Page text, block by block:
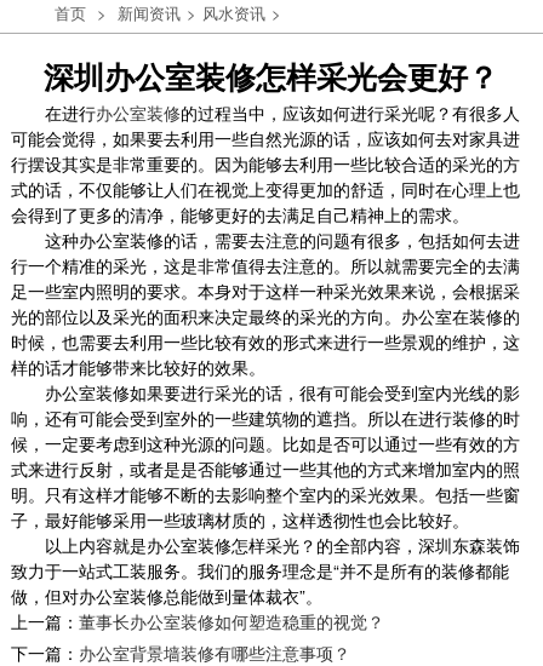
首页 > 新闻资讯 > 风水资讯 >
深圳办公室装修怎样采光会更好？
在进行办公室装修的过程当中，应该如何进行采光呢？有很多人
可能会觉得，如果要去利用一些自然光源的话，应该如何去对家具进
行摆设其实是非常重要的。因为能够去利用一些比较合适的采光的方
式的话，不仅能够让人们在视觉上变得更加的舒适，同时在心理上也
会得到了更多的清净，能够更好的去满足自己精神上的需求。
这种办公室装修的话，需要去注意的问题有很多，包括如何去进
行一个精准的采光，这是非常值得去注意的。所以就需要完全的去满
足一些室内照明的要求。本身对于这样一种采光效果来说，会根据采
光的部位以及采光的面积来决定最终的采光的方向。办公室在装修的
时候，也需要去利用一些比较有效的形式来进行一些景观的维护，这
样的话才能够带来比较好的效果。
办公室装修如果要进行采光的话，很有可能会受到室内光线的影
响，还有可能会受到室外的一些建筑物的遮挡。所以在进行装修的时
候，一定要考虑到这种光源的问题。比如是否可以通过一些有效的方
式来进行反射，或者是是否能够通过一些其他的方式来增加室内的照
明。只有这样才能够不断的去影响整个室内的采光效果。包括一些窗
子，最好能够采用一些玻璃材质的，这样透彻性也会比较好。
以上内容就是办公室装修怎样采光？的全部内容，深圳东森装饰
致力于一站式工装服务。我们的服务理念是“并不是所有的装修都能
做，但对办公室装修总能做到量体裁衣”。
上一篇： 董事长办公室装修如何塑造稳重的视觉？
下一篇： 办公室背景墙装修有哪些注意事项？
街道办公室工程装修案例
深圳装饰设计为什么要选深圳东森装饰公司？
2、深圳东森装饰是标准化成熟施工组织，大批
量采购及...
2018-07-30
专业办公室装修_华芯通
本案以其行业性质与LOGO的形式为原点，进行
解构重组再延伸，打造出前卫独特又富含张力的
空间形态...
2018-07-23